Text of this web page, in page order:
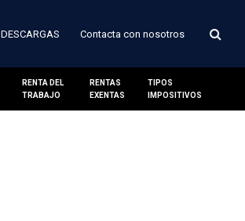
DESCARGAS Contacta con nosotros
RENTA DEL
TRABAJO
RENTAS
EXENTAS
TIPOS
IMPOSITIVOS